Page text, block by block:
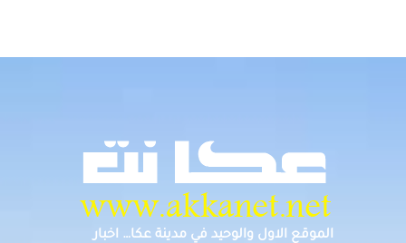
الموقع الاول والوحيد في مدينة عكا… اخبار